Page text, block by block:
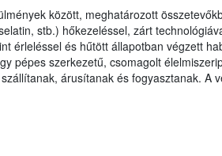
között, meghatározott
stb.) hőkezeléssel, zárt
érleléssel és hűtött állapotban végzett
pépes szerkezetű, csomagolt
árusítanak és fogyasztanak. A